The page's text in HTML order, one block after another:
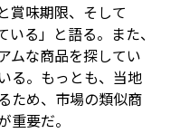
賞味期限、そして
る」と語る。また、
ムな商品を探してい
る。もっとも、当地
ため、市場の類似商
要だ。